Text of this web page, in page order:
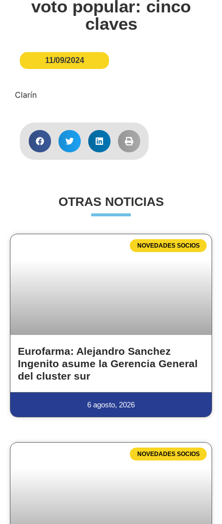
voto popular: cinco
claves
11/09/2024
Clarín
OTRAS NOTICIAS
NOVEDADES SOCIOS
Eurofarma: Alejandro Sanchez
Ingenito asume la Gerencia General
del cluster sur
6 agosto, 2026
NOVEDADES SOCIOS